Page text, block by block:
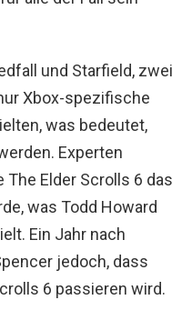
und Starfield, zwei
Xbox-spezifische
was bedeutet,
Experten
Elder Scrolls 6 das
was Todd Howard
Ein Jahr nach
jedoch, dass
6 passieren wird.